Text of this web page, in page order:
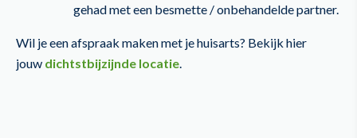
gehad met een besmette / onbehandelde partner.
Wil je een afspraak maken met je huisarts? Bekijk hier
jouw dichtstbijzijnde locatie.